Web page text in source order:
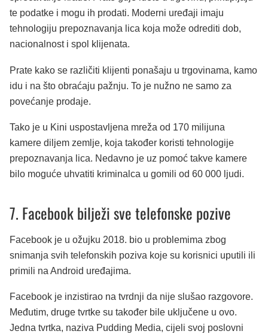
te podatke i mogu ih prodati. Moderni uređaji imaju
tehnologiju prepoznavanja lica koja može odrediti dob,
nacionalnost i spol klijenata.
Prate kako se različiti klijenti ponašaju u trgovinama, kamo
idu i na što obraćaju pažnju. To je nužno ne samo za
povećanje prodaje.
Tako je u Kini uspostavljena mreža od 170 milijuna
kamere diljem zemlje, koja također koristi tehnologije
prepoznavanja lica. Nedavno je uz pomoć takve kamere
bilo moguće uhvatiti kriminalca u gomili od 60 000 ljudi.
7. Facebook bilježi sve telefonske pozive
Facebook je u ožujku 2018. bio u problemima zbog
snimanja svih telefonskih poziva koje su korisnici uputili ili
primili na Android uređajima.
Facebook je inzistirao na tvrdnji da nije slušao razgovore.
Međutim, druge tvrtke su također bile uključene u ovo.
Jedna tvrtka, naziva Pudding Media, cijeli svoj poslovni